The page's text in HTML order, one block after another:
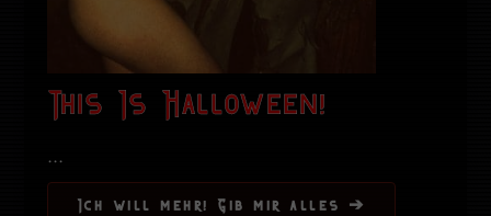
This Is Halloween!
...
Ich will mehr! Gib mir alles ➔